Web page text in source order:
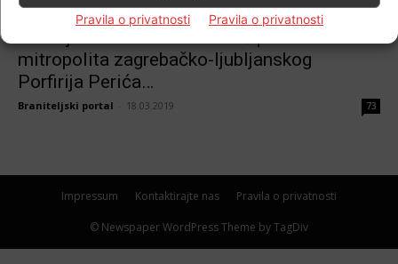
Pravila o privatnosti Pravila o privatnosti
Domovina
mitropolita zagrebačko-ljubljanskog
Porfirija Perića…
Braniteljski portal 18.03.2019 73
Impressum Kontaktirajte nas Pravila o privatnosti
© Newspaper WordPress Theme by TagDiv